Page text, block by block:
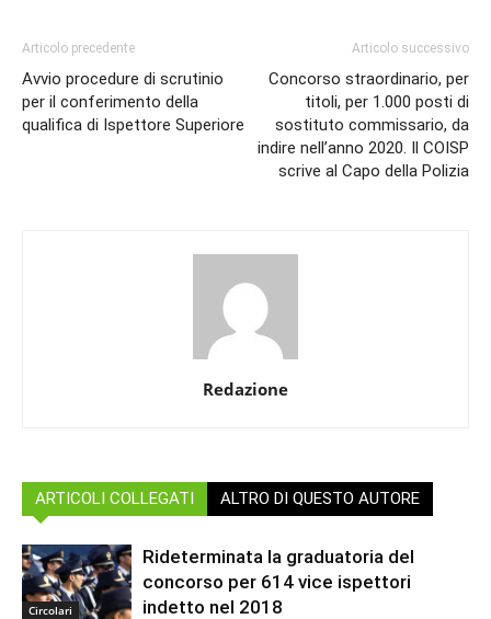
Articolo precedente
Avvio procedure di scrutinio
per il conferimento della
qualifica di Ispettore Superiore
Articolo successivo
Concorso straordinario, per
titoli, per 1.000 posti di
sostituto commissario, da
indire nell’anno 2020. Il COISP
scrive al Capo della Polizia
Redazione
ARTICOLI COLLEGATI ALTRO DI QUESTO AUTORE
Circolari
Rideterminata la graduatoria del
concorso per 614 vice ispettori
indetto nel 2018